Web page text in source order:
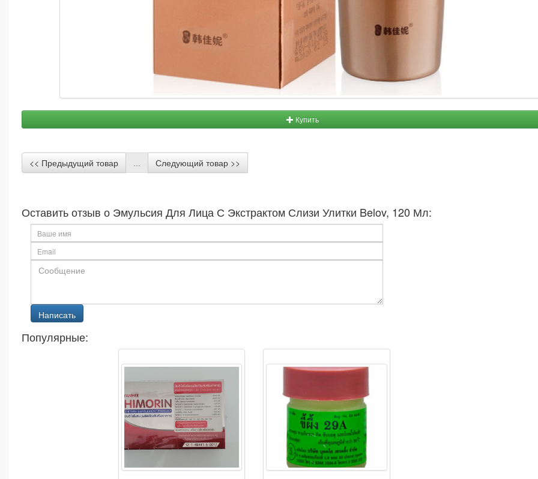
Купить
<< Предыдущий товар ... Следующий товар >>
Оставить отзыв о Эмульсия Для Лица С Экстрактом Слизи Улитки Belov, 120 Мл:
Популярные: